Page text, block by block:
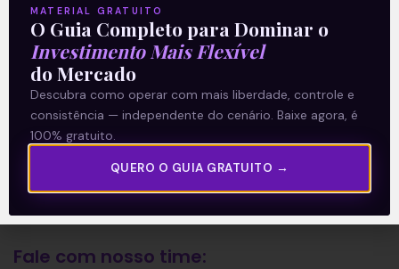
Política de Privacidade
Explore
Artigos
E Eu Com Isso?
Vídeos no Youtube
Manuais de Investimento
Fale com nosso time:
MATERIAL GRATUITO
O Guia Completo para Dominar o
Investimento Mais Flexível
do Mercado
Descubra como operar com mais liberdade, controle e
consistência — independente do cenário. Baixe agora, é
100% gratuito.
QUERO O GUIA GRATUITO →